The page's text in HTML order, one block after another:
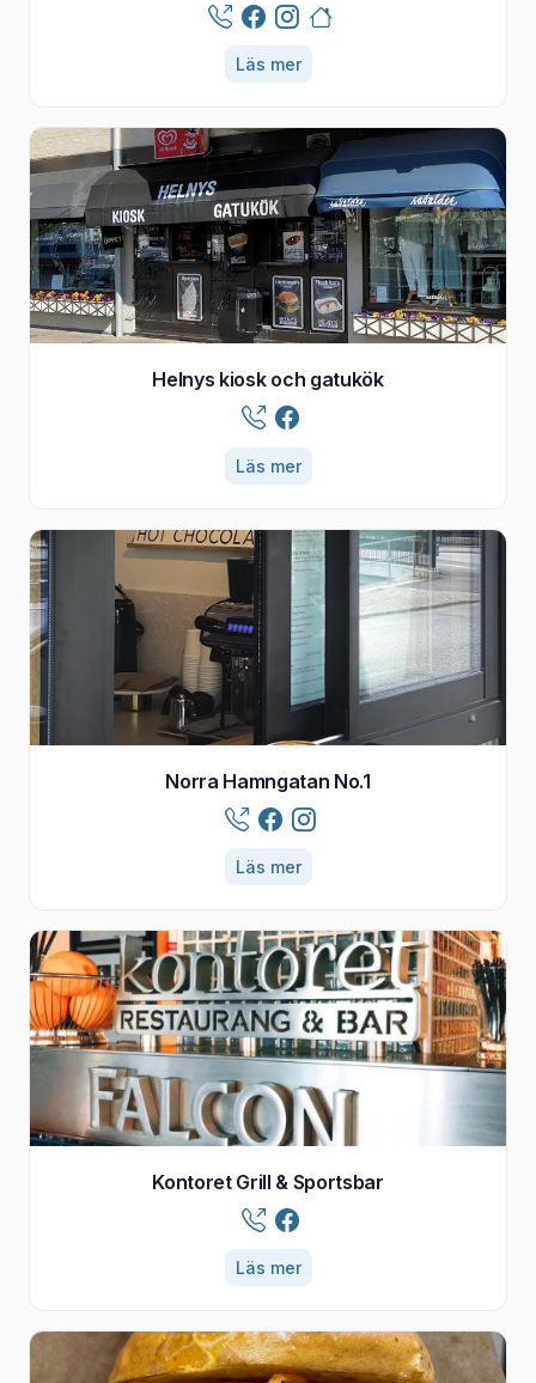
Läs mer
Helnys kiosk och gatukök
Läs mer
Norra Hamngatan No.1
Läs mer
Kontoret Grill & Sportsbar
Läs mer